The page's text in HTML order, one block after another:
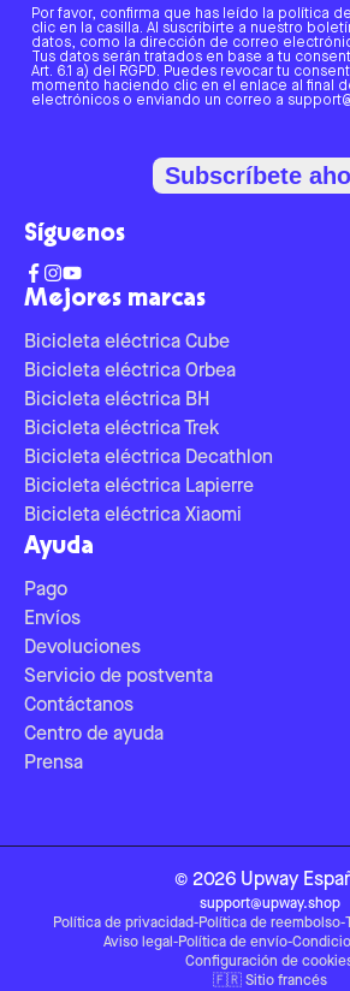
Mejores marcas
Bicicleta eléctrica Cube
Bicicleta eléctrica Orbea
Bicicleta eléctrica BH
Bicicleta eléctrica Trek
Bicicleta eléctrica Decathlon
Bicicleta eléctrica Lapierre
Bicicleta eléctrica Xiaomi
Ayuda
Pago
Envíos
Devoluciones
Servicio de postventa
Contáctanos
Centro de ayuda
Prensa
Por favor, confirma que has leído la política
clic en la casilla. Al suscribirte a nuestro
datos, como la dirección de correo
Tus datos serán tratados en base a tu
Art. 6.1 a) del RGPD. Puedes revocar tu
momento haciendo clic en el enlace al final
electrónicos o enviando un correo a
Subscríbete
Síguenos
© 2026 Upway
support@upway.shop
Política de privacidad-Política de reembolso-
Aviso legal -Política de envío-
Configuración de
🇫🇷 Sitio francés